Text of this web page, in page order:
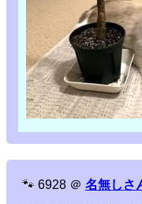
🐾 6928 ＠ 名無しさ